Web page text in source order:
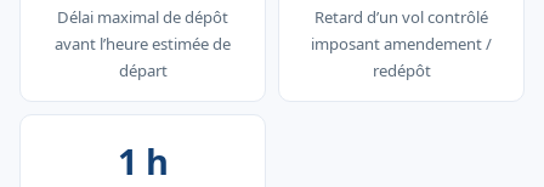
Délai maximal de dépôt
avant l’heure estimée de
départ
Retard d’un vol contrôlé
imposant amendement /
redépôt
1 h